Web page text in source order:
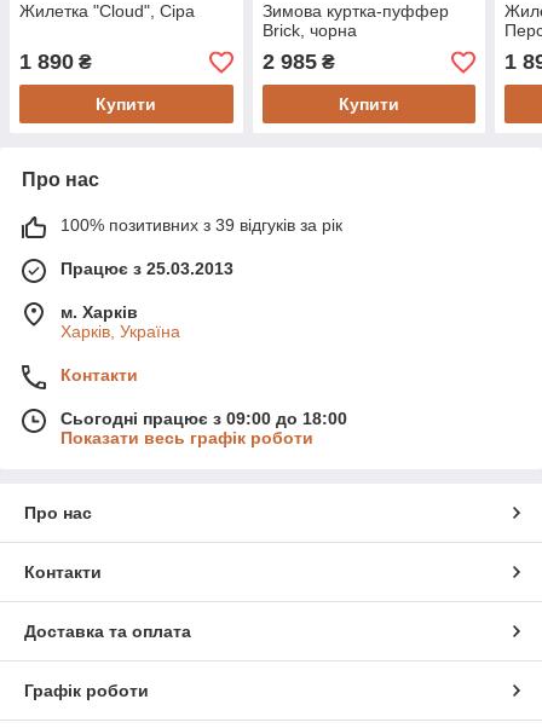
Жилетка "Cloud", Сіра
1 890 ₴
Купити
Зимова куртка-пуффер
Brick, чорна
2 985₴
Купити
1
Про нас
100% позитивних з 39 відгуків за рік
Працює з 25.03.2013
м. Харків
Харків, Україна
Контакти
Сьогодні працює з 09:00 до 18:00
Показати весь графік роботи
Про нас
Контакти
Доставка та оплата
Графік роботи